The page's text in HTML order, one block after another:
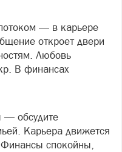
— в карьере
откроет двери
Любовь
В финансах
— обсудите
Карьера движется
Финансы спокойны,